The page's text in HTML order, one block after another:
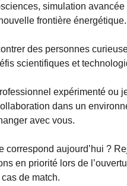
simulation
frontière énergétique.
des personnes
scientifiques et
expérimenté ou
dans un
avec vous.
correspond aujourd’hui ?
en priorité lors de
de match.